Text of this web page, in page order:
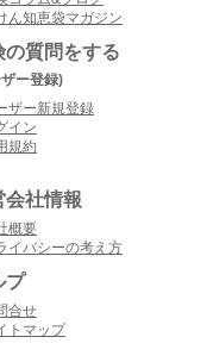
ん知恵袋マガジン
の質問をする
ー登録)
ザー新規登録
イン
規約
会社情報
概要
イバシーの考え方
プ
合せ
トマップ